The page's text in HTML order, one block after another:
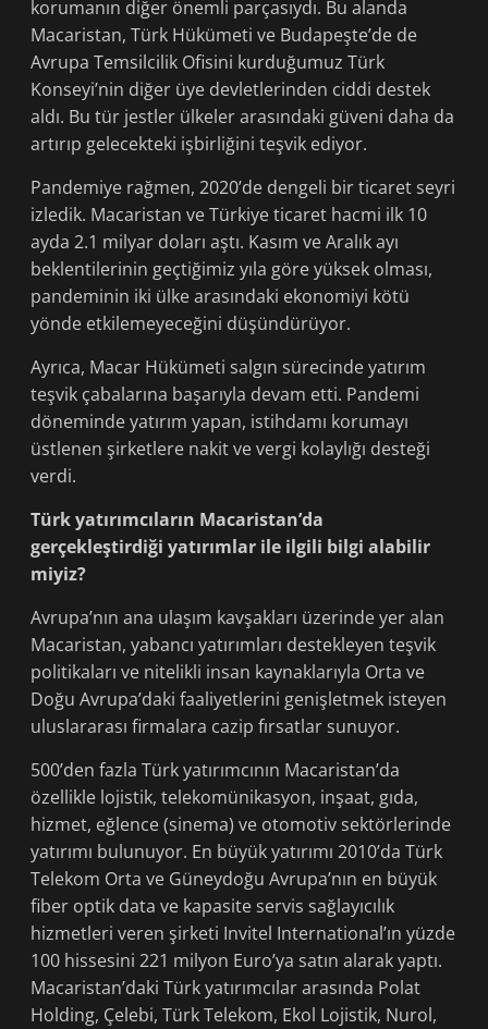
korumanın diğer önemli parçasıydı. Bu alanda
Macaristan, Türk Hükümeti ve Budapeşte’de de
Avrupa Temsilcilik Ofisini kurduğumuz Türk
Konseyi’nin diğer üye devletlerinden ciddi destek
aldı. Bu tür jestler ülkeler arasındaki güveni daha da
artırıp gelecekteki işbirliğini teşvik ediyor.
Pandemiye rağmen, 2020’de dengeli bir ticaret seyri
izledik. Macaristan ve Türkiye ticaret hacmi ilk 10
ayda 2.1 milyar doları aştı. Kasım ve Aralık ayı
beklentilerinin geçtiğimiz yıla göre yüksek olması,
pandeminin iki ülke arasındaki ekonomiyi kötü
yönde etkilemeyeceğini düşündürüyor.
Ayrıca, Macar Hükümeti salgın sürecinde yatırım
teşvik çabalarına başarıyla devam etti. Pandemi
döneminde yatırım yapan, istihdamı korumayı
üstlenen şirketlere nakit ve vergi kolaylığı desteği
verdi.
Türk yatırımcıların Macaristan’da
gerçekleştirdiği yatırımlar ile ilgili bilgi alabilir
miyiz?
Avrupa’nın ana ulaşım kavşakları üzerinde yer alan
Macaristan, yabancı yatırımları destekleyen teşvik
politikaları ve nitelikli insan kaynaklarıyla Orta ve
Doğu Avrupa’daki faaliyetlerini genişletmek isteyen
uluslararası firmalara cazip fırsatlar sunuyor.
500’den fazla Türk yatırımcının Macaristan’da
özellikle lojistik, telekomünikasyon, inşaat, gıda,
hizmet, eğlence (sinema) ve otomotiv sektörlerinde
yatırımı bulunuyor. En büyük yatırımı 2010’da Türk
Telekom Orta ve Güneydoğu Avrupa’nın en büyük
fiber optik data ve kapasite servis sağlayıcılık
hizmetleri veren şirketi Invitel International’ın yüzde
100 hissesini 221 milyon Euro’ya satın alarak yaptı.
Macaristan’daki Türk yatırımcılar arasında Polat
Holding, Çelebi, Türk Telekom, Ekol Lojistik, Nurol,